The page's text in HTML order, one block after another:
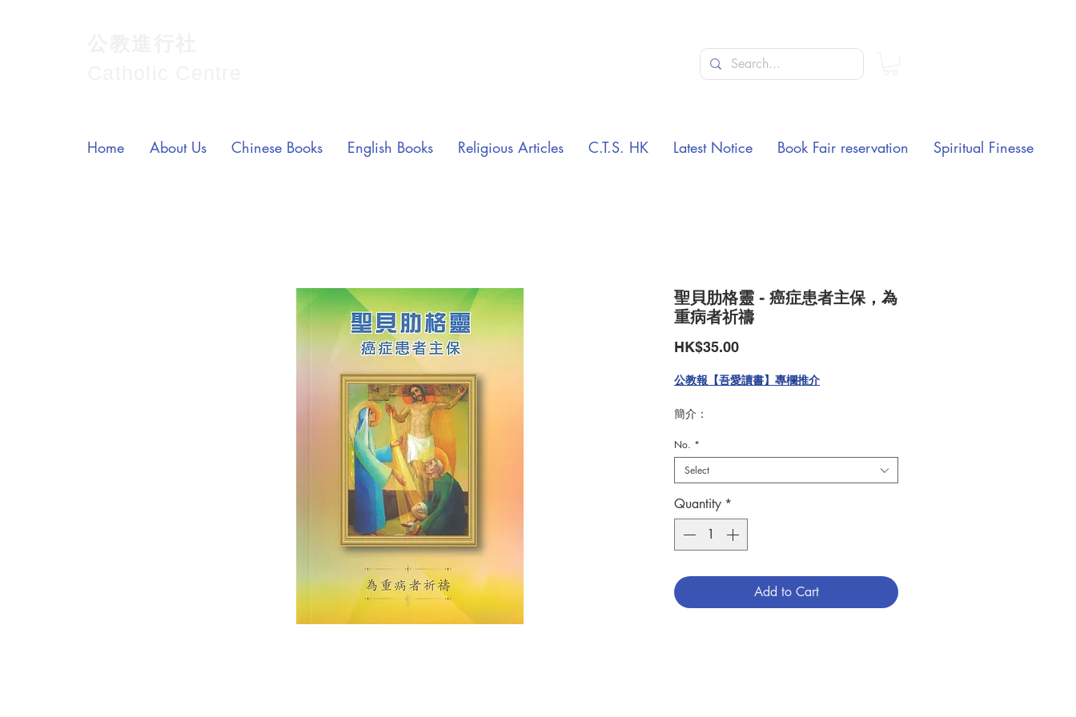
聖貝肋格靈 - 癌症患者主保，為
重病者祈禱
HK$35.00Price
公教報【吾愛讀書】專欄推介
簡介：
Laziosi, 1265-1345）是嚴重疾病（包括癌
症）患者的主保。由於他本身也是癌症患者，
因而長久以來被癌症病人視為同行者。
此書第一部分講述貝肋格靈的故事，當中包含
對疾病和醫治的反思。第二部分是對貝肋格靈
的敬禮和祈禱文：除了請聖貝肋格靈代禱外，
向天主聖父、聖子、聖神懇切祈求。
No. *
Select
Quantity *
Add to Cart
Home About Us Chinese Books English Books Religious Articles C.T.S. HK Latest Notice Book Fair reservation Spiritual Finesse